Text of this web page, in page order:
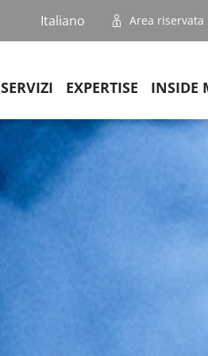
Italiano Area riservata
SERVIZI EXPERTISE INSIDE